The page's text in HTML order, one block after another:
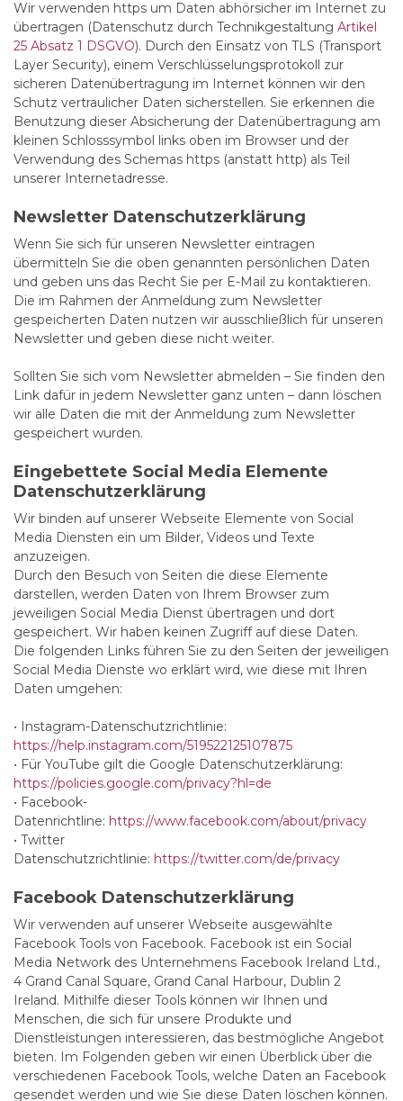
Wir verwenden https um Daten abhörsicher im Internet zu
übertragen (Datenschutz durch Technikgestaltung Artikel
25 Absatz 1 DSGVO). Durch den Einsatz von TLS (Transport
Layer Security), einem Verschlüsselungsprotokoll zur
sicheren Datenübertragung im Internet können wir den
Schutz vertraulicher Daten sicherstellen. Sie erkennen die
Benutzung dieser Absicherung der Datenübertragung am
kleinen Schlosssymbol links oben im Browser und der
Verwendung des Schemas https (anstatt http) als Teil
unserer Internetadresse.
Newsletter Datenschutzerklärung
Wenn Sie sich für unseren Newsletter eintragen
übermitteln Sie die oben genannten persönlichen Daten
und geben uns das Recht Sie per E-Mail zu kontaktieren.
Die im Rahmen der Anmeldung zum Newsletter
gespeicherten Daten nutzen wir ausschließlich für unseren
Newsletter und geben diese nicht weiter.
Sollten Sie sich vom Newsletter abmelden – Sie finden den
Link dafür in jedem Newsletter ganz unten – dann löschen
wir alle Daten die mit der Anmeldung zum Newsletter
gespeichert wurden.
Eingebettete Social Media Elemente
Datenschutzerklärung
Wir binden auf unserer Webseite Elemente von Social
Media Diensten ein um Bilder, Videos und Texte
anzuzeigen.
Durch den Besuch von Seiten die diese Elemente
darstellen, werden Daten von Ihrem Browser zum
jeweiligen Social Media Dienst übertragen und dort
gespeichert. Wir haben keinen Zugriff auf diese Daten.
Die folgenden Links führen Sie zu den Seiten der jeweiligen
Social Media Dienste wo erklärt wird, wie diese mit Ihren
Daten umgehen:
• Instagram-Datenschutzrichtlinie:
https://help.instagram.com/519522125107875
• Für YouTube gilt die Google Datenschutzerklärung:
https://policies.google.com/privacy?hl=de
• Facebook-
Datenrichtline: https://www.facebook.com/about/privacy
• Twitter
Datenschutzrichtlinie: https://twitter.com/de/privacy
Facebook Datenschutzerklärung
Wir verwenden auf unserer Webseite ausgewählte
Facebook Tools von Facebook. Facebook ist ein Social
Media Network des Unternehmens Facebook Ireland Ltd.,
4 Grand Canal Square, Grand Canal Harbour, Dublin 2
Ireland. Mithilfe dieser Tools können wir Ihnen und
Menschen, die sich für unsere Produkte und
Dienstleistungen interessieren, das bestmögliche Angebot
bieten. Im Folgenden geben wir einen Überblick über die
verschiedenen Facebook Tools, welche Daten an Facebook
gesendet werden und wie Sie diese Daten löschen können.